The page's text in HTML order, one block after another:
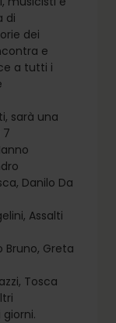
di
dei
e
a tutti i
sarà una
Danilo Da
Assalti
Bruno, Greta
Tosca